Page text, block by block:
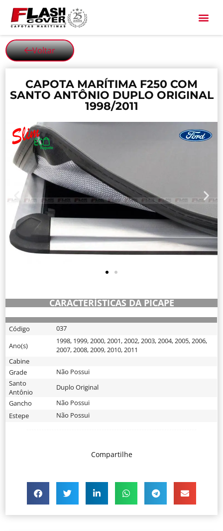
Voltar
CAPOTA MARÍTIMA F250 COM
SANTO ANTÔNIO DUPLO ORIGINAL
1998/2011
CARACTERÍSTICAS DA PICAPE
Código 037
Ano(s)
1998, 1999,2000,2001,2002,2003,2004,2005,2006,
2007,2008,2009,2010,2011
Cabine
Grade
Não Possui
Santo
Antônio
Duplo Original
Gancho
Não Possui
Estepe
Não Possui
Compartilhe